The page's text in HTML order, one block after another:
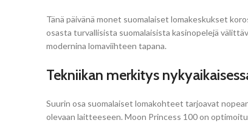
Tänä päivänä monet suomalaiset lomakeskukset
osasta turvallisista suomalaisista kasinopelejä
modernina lomaviihteen tapana.
Tekniikan merkitys
Suurin osa suomalaiset lomakohteet tarjoavat
olevaan laitteeseen. Moon Princess 100 on